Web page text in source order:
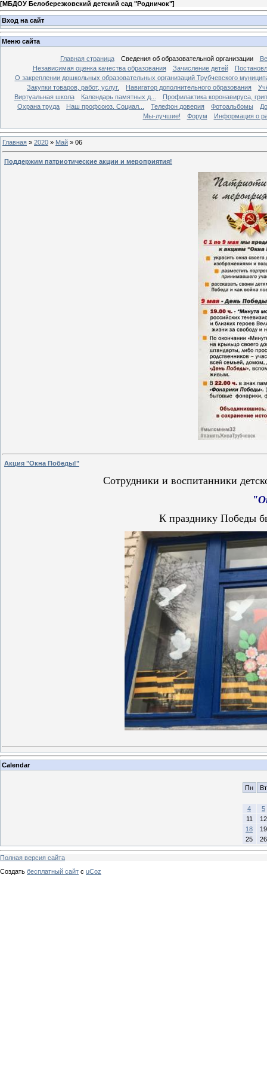
[МБДОУ Белоберезковский детский сад "Родничок"]
Вход на сайт
Меню сайта
Главная страница Сведения об образовательной организации
Независимая оценка качества образования
Зачисление детей
О закреплении дошкольных образовательных организаций Трубчевского
Закупки товаров, работ, услуг.
Навигатор дополнительного образования
Виртуальная школа
Календарь памятных д...
Профилактика коронавируса,
Охрана труда
Наш профсоюз. Социал... Телефон доверия Фотоальбомы
Мы-лучшие!
Форум Информация о
Главная » 2020 » Май » 06
Поддержим патриотические акции и мероприятия!
Акция "Окна Победы!"
Сотрудники и воспитанники
К празднику Победы
Calendar
Пн Вт
4
5
11
12
18
19
25
26
Полная версия сайта
Создать бесплатный сайт с uCoz